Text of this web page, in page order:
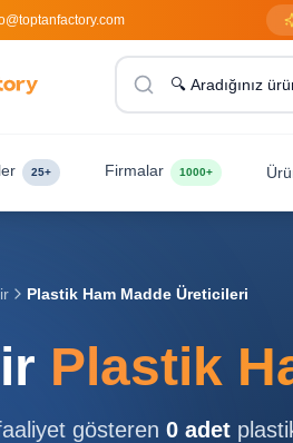
25+ Firmalar 1000+
Plastik Ham Madde Üreticileri
Plastik
gösteren 0 adet